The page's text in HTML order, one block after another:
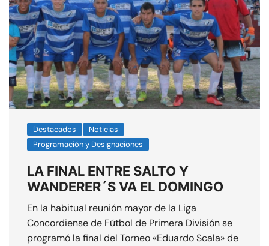
Destacados
Noticias
Programación y Designaciones
LA FINAL ENTRE SALTO Y
WANDERER´S VA EL DOMINGO
En la habitual reunión mayor de la Liga
Concordiense de Fútbol de Primera División se
programó la final del Torneo «Eduardo Scala» de